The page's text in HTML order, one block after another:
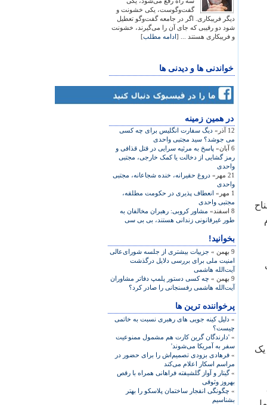
گفت‌وگوست، یکی خشونت و
دیگر فریبکاری. اگر در جامعه گفت‌وگو تعطیل
شود دو رقیبی که جای آن را می‌گیرند، خشونت
و فریبکاری هستند ... [ادامه مطلب]
خواندنی ها و دیدنی ها
در همين زمينه
12 آذر»
دیگ سفارت انگلیس برای چه کسی
می جوشد؟ سید مجتبی واحدی
6 آبان»
پاسخ به مرثیه سرایی در قتل قذافی و
رمز گشایی از دخالت یا کمک خارجی، مجتبی
واحدی
21 مهر»
دروغ حقيرانه، خنده شجاعانه، مجتبی
واحدی
1 مهر»
انعطاف پذیری در حکومت مطلقه،
مجتبی واحدی
8 اسفند»
مشاور کروبی: رهبران مخالفان به
طور غیرقانونی زندانی هستند، بی بی سی
بخوانید!
9 بهمن »
جزییات بیشتری از جلسه شورای‌عالی
امنیت ملی برای بررسی دلایل درگذشت
آیت‌الله هاشمی
9 بهمن »
چه کسی دستور پلمپ دفاتر مشاوران
آیت‌الله هاشمی رفسنجانی را صادر کرد؟
پرخواننده ترین ها
» دلیل کینه جویی های رهبری نسبت به خاتمی
چیست؟
» 'دارندگان گرین کارت هم مشمول ممنوعیت
سفر به آمریکا می‌شوند'
» فرهادی بزودی تصمیم‌اش را برای حضور در
مراسم اسکار اعلام می‌کند
»گیتار و آواز گلشیفته فراهانی همراه با رقص
بهروز وثوقی
» چگونگی انفجار ساختمان پلاسکو را بهتر
بشناسیم
یک